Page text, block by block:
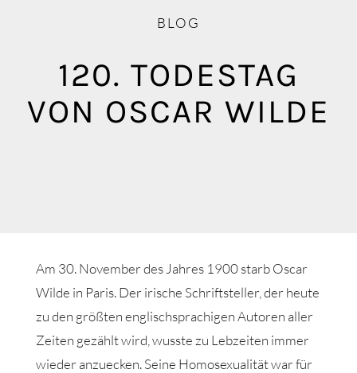
BLOG
120. TODESTAG
VON OSCAR WILDE
Am 30. November des Jahres 1900 starb Oscar
Wilde in Paris. Der irische Schriftsteller, der heute
zu den größten englischsprachigen Autoren aller
Zeiten gezählt wird, wusste zu Lebzeiten immer
wieder anzuecken. Seine Homosexualität war für